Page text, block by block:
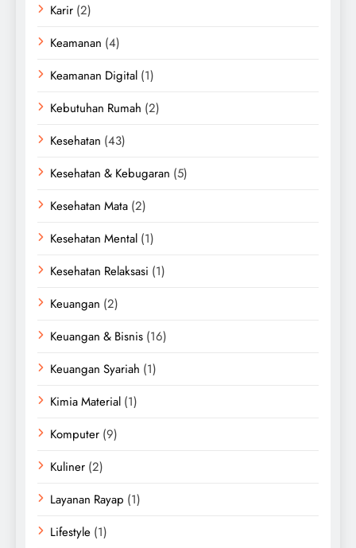
Karir (2)
Keamanan (4)
Keamanan Digital (1)
Kebutuhan Rumah (2)
Kesehatan (43)
Kesehatan & Kebugaran (5)
Kesehatan Mata (2)
Kesehatan Mental (1)
Kesehatan Relaksasi (1)
Keuangan (2)
Keuangan & Bisnis (16)
Keuangan Syariah (1)
Kimia Material (1)
Komputer (9)
Kuliner (2)
Layanan Rayap (1)
Lifestyle (1)